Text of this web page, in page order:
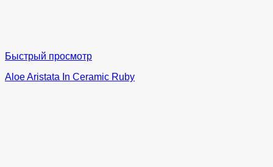
Быстрый просмотр
Aloe Aristata In Ceramic Ruby